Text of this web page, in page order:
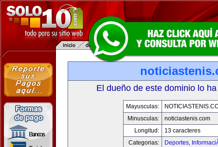
El dueño de este dominio lo
Mayusculas:
Minusculas:
noticiastenis.com
Longitud:
13 caracteres
Categorias:
Deportes,